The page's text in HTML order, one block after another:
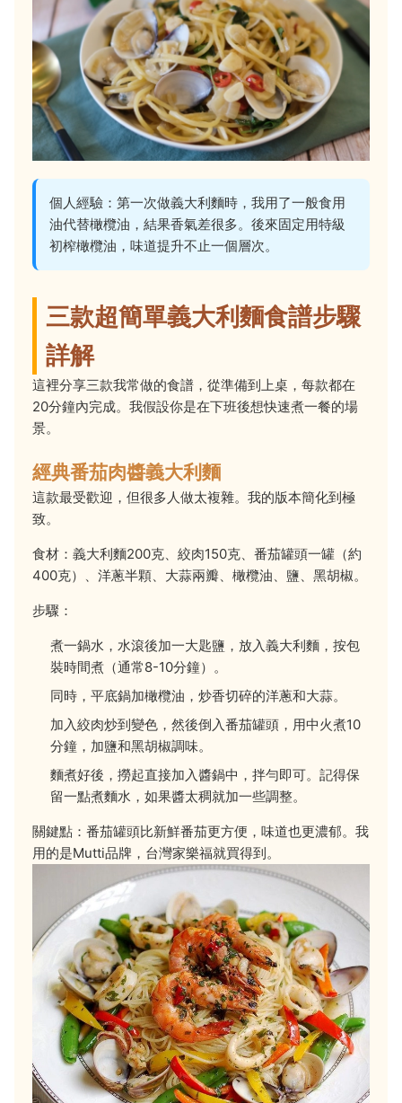
個人經驗：第一次做義大利麵時，我用了一般食用
油代替橄欖油，結果香氣差很多。後來固定用特級
初榨橄欖油，味道提升不止一個層次。
三款超簡單義大利麵食譜步驟
詳解
這裡分享三款我常做的食譜，從準備到上桌，每款都在
20分鐘內完成。我假設你是在下班後想快速煮一餐的場
景。
經典番茄肉醬義大利麵
這款最受歡迎，但很多人做太複雜。我的版本簡化到極
致。
食材：義大利麵200克、絞肉150克、番茄罐頭一罐（約
400克）、洋蔥半顆、大蒜兩瓣、橄欖油、鹽、黑胡椒。
步驟：
煮一鍋水，水滾後加一大匙鹽，放入義大利麵，按包
裝時間煮（通常8-10分鐘）。
同時，平底鍋加橄欖油，炒香切碎的洋蔥和大蒜。
加入絞肉炒到變色，然後倒入番茄罐頭，用中火煮10
分鐘，加鹽和黑胡椒調味。
麵煮好後，撈起直接加入醬鍋中，拌勻即可。記得保
留一點煮麵水，如果醬太稠就加一些調整。
關鍵點：番茄罐頭比新鮮番茄更方便，味道也更濃郁。我
用的是Mutti品牌，台灣家樂福就買得到。